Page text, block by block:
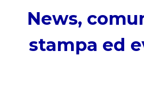
News,
stampa ed